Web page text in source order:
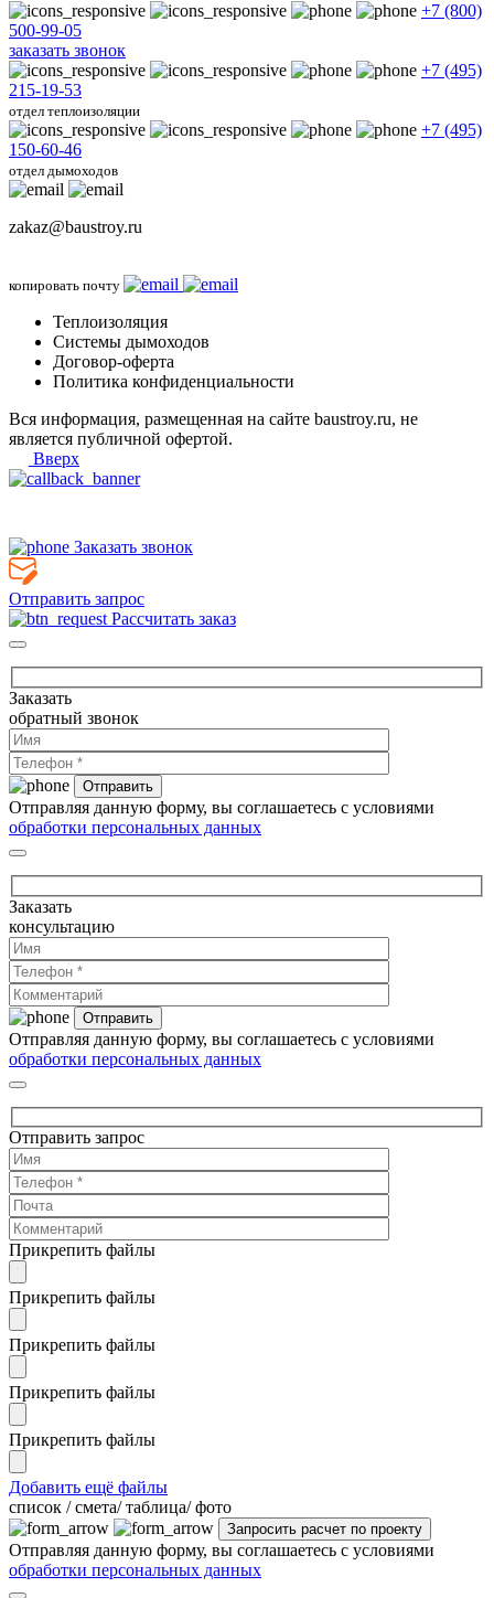
+7 (800)
500-99-05
заказать звонок
+7 (495)
215-19-53
отдел теплоизоляции
+7 (495)
150-60-46
отдел дымоходов
zakaz@baustroy.ru
копировать почту
Теплоизоляция
Системы дымоходов
Договор-оферта
Политика конфиденциальности
Вся информация, размещенная на сайте baustroy.ru, не
является публичной офертой.
Вверх
Заказать звонок
Отправить запрос
Рассчитать заказ
Заказать
обратный звонок
Отправляя данную форму, вы соглашаетесь с условиями
обработки персональных данных
Заказать
консультацию
Отправляя данную форму, вы соглашаетесь с условиями
обработки персональных данных
Отправить запрос
Прикрепить файлы
Прикрепить файлы
Прикрепить файлы
Прикрепить файлы
Прикрепить файлы
Добавить ещё файлы
cписок / смета/ таблица/ фото
Отправляя данную форму, вы соглашаетесь с условиями
обработки персональных данных